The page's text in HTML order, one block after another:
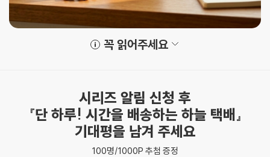
꼭 읽어주세요
시리즈 알림 신청 후
『단 하루! 시간을 배송하는 하늘 택배』
기대평을 남겨 주세요
100명/1000P 추첨 증정